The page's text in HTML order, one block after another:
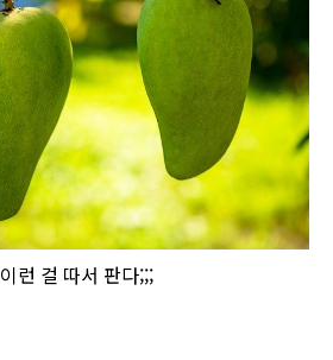
이런 걸 따서 판다;;;